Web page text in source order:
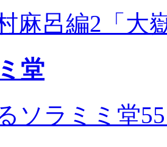
麻呂編2「大
堂
ソラミミ堂